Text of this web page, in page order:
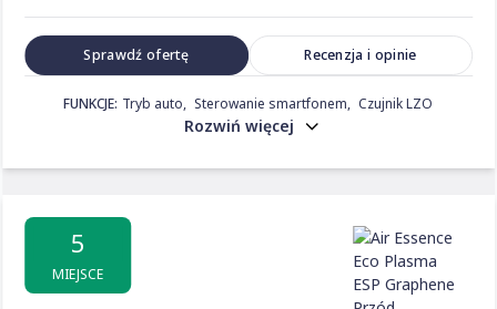
Sprawdź ofertę Recenzja i opinie
FUNKCJE: Tryb auto Sterowanie smartfonem Czujnik LZO
Rozwiń więcej
5
MIEJSCE